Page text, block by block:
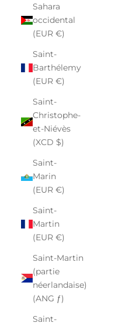
Sahara
occidental
(EUR €)
Saint-
Barthélemy
(EUR €)
Saint-
Christophe-
et-Niévès
(XCD $)
Saint-
Marin
(EUR €)
Saint-
Martin
(EUR €)
Saint-Martin
(partie
néerlandaise)
(ANG ƒ)
Saint-